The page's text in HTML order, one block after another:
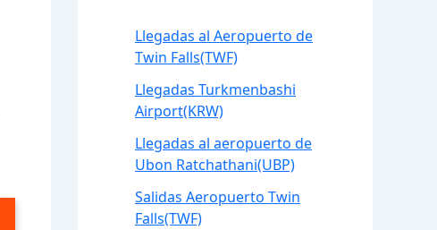
Llegadas al Aeropuerto de
Twin Falls(TWF)
Llegadas Turkmenbashi
Airport(KRW)
Llegadas al aeropuerto de
Ubon Ratchathani(UBP)
Salidas Aeropuerto Twin
Falls(TWF)